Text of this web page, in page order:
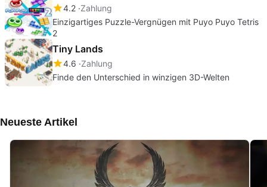
4.2 Zahlung
Einzigartiges Puzzle-Vergnügen mit Puyo Puyo Tetris
2
Tiny Lands
4.6 Zahlung
Finde den Unterschied in winzigen 3D-Welten
Neueste Artikel